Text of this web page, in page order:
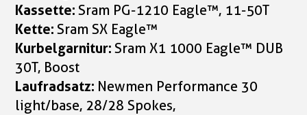
Kassette:Sram PG-1210 Eagle™, 11-50T
Kette:Sram SX Eagle™
Kurbelgarnitur:Sram X1 1000 Eagle™ DUB
30T, Boost
Laufradsatz: Newmen Performance 30
light/base, 28/28 Spokes,